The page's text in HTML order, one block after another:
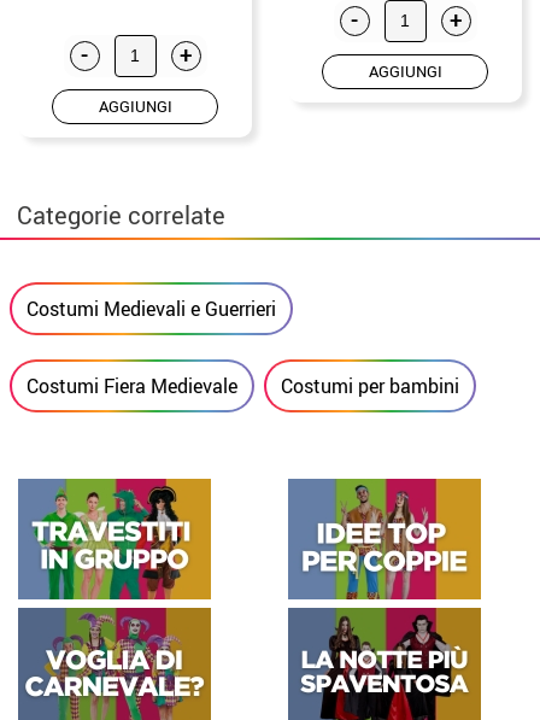
- +
AGGIUNGI
- +
AGGIUNGI
Categorie correlate
Costumi Medievali e Guerrieri
Costumi Fiera Medievale Costumi per bambini